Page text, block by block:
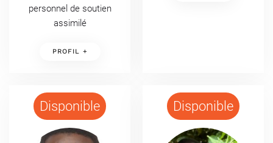
personnel de soutien
assimilé
PROFIL +
Disponible Disponible